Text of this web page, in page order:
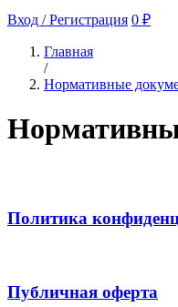
Вход / Регистрация 0 ₽
Главная
/
Нормативные
Политика
Публичная оферта